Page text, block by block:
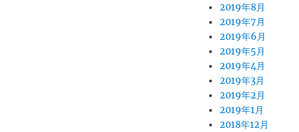
2019年8月
2019年7月
2019年6月
2019年5月
2019年4月
2019年3月
2019年2月
2019年1月
2018年12月